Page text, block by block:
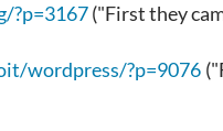
?p=3167("First they
wordpress/?p=9076